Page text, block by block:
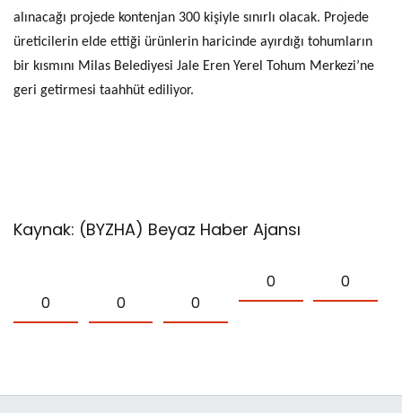
alınacağı projede kontenjan 300 kişiyle sınırlı olacak. Projede
üreticilerin elde ettiği ürünlerin haricinde ayırdığı tohumların
bir kısmını Milas Belediyesi Jale Eren Yerel Tohum Merkezi’ne
geri getirmesi taahhüt ediliyor.
Kaynak: (BYZHA) Beyaz Haber Ajansı
0 0 0
0 0